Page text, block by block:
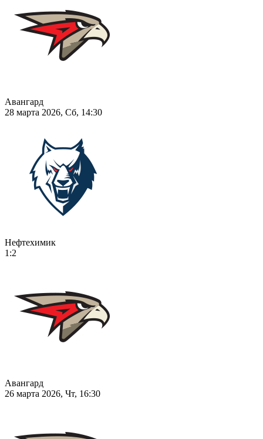
Авангард
28 марта 2026, Сб, 14:30
Нефтехимик
1:2
Авангард
26 марта 2026, Чт, 16:30